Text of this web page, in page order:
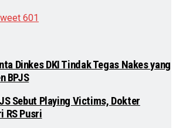
601
Dinkes DKI Tindak Tegas Nakes yang
BPJS
Sebut Playing Victims, Dokter
RS Pusri